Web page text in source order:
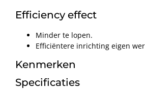
Efficiency effect
Minder te lopen.
Efficiëntere inrichting eigen
Kenmerken
Specificaties